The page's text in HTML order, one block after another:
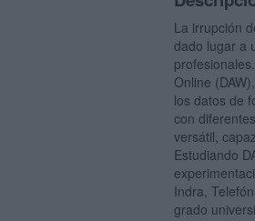
La irrupción
dado lugar a
Online
los datos de
con
versátil,
Estudiando
Indra,
grado